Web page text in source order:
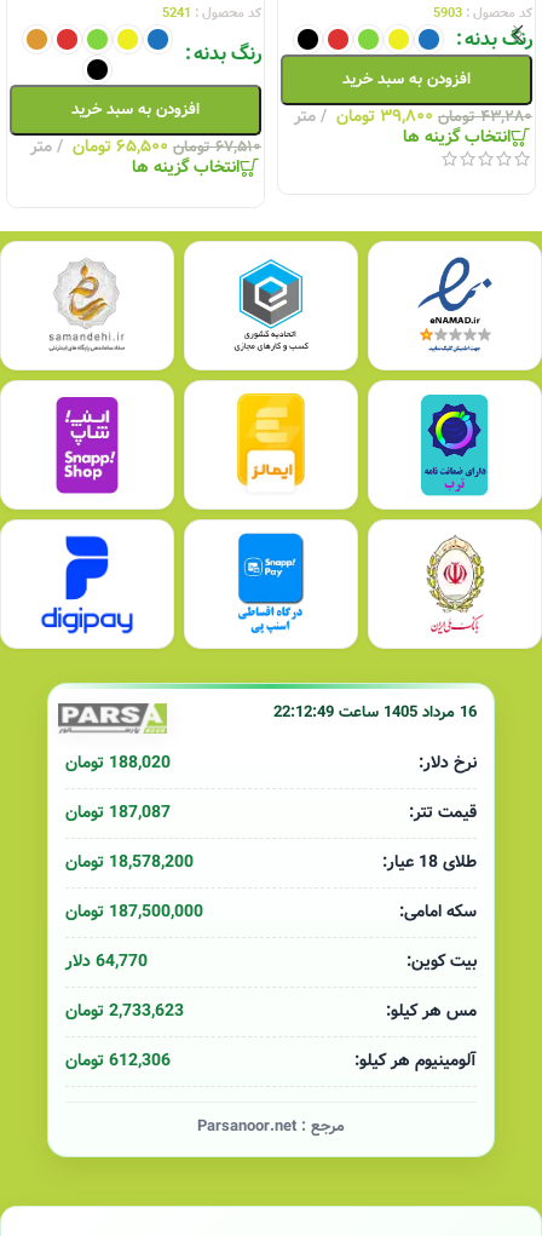
کد محصول : 5903
رنگ بدنه
افزودن به سبد خرید
۴۳,۲۸۰ تومان ۳۹,۸۰۰ تومان متر
انتخاب گزینه ها
کد محصول : 5241
رنگ بدنه
افزودن به سبد خرید
۶۷,۵۱۰ تومان ۶۵,۵۰۰تومان متر
انتخاب گزینه ها
16 مرداد 1405 ساعت 22:12:49
نرخ دلار:
188,020 تومان
قیمت تتر:
187,087 تومان
طلای 18 عیار:
18,578,200 تومان
سکه امامی:
187,500,000 تومان
بیت کوین:
64,770 دلار
مس هر کیلو:
2,733,623 تومان
آلومینیوم هر کیلو:
612,306 تومان
مرجع : Parsanoor.net